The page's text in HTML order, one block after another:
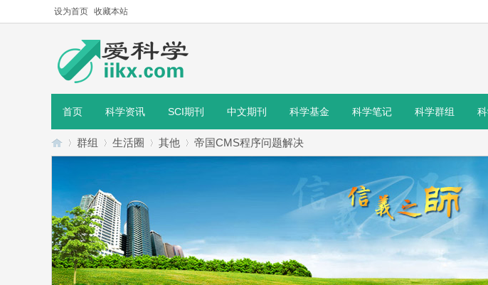
设为首页 收藏本站
首页 科学资讯 SCI期刊 中文期刊 科学基金 科学笔记 科学群组
爱›
群组
›
生活圈
›
其他 帝国CMS程序问题解决